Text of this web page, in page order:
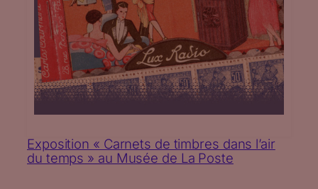
Exposition « Carnets de timbres dans l’air
du temps » au Musée de La Poste